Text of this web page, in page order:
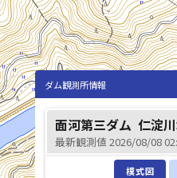
仁淀川(によどがわ)
ダム観測所情報
面河第三ダム 仁淀
最新観測値 2026/08/08
模式図